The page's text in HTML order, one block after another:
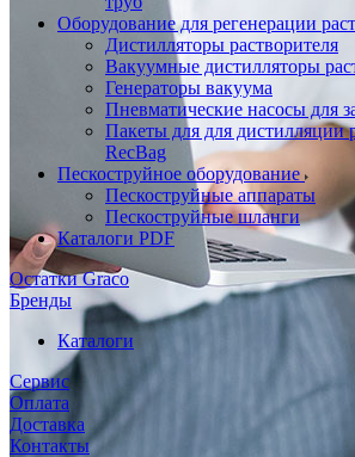
Оборудование для регенерации
Дистилляторы растворителя
Вакуумные дистилляторы
Генераторы вакуума
Пневматические насосы для
Пакеты для для дистилляции
RecBag
Пескоструйное оборудование
Пескоструйные аппараты
Пескоструйные шланги
Каталоги PDF
Остатки Graco
Бренды
Каталоги
Сервис
Оплата
Доставка
Контакты